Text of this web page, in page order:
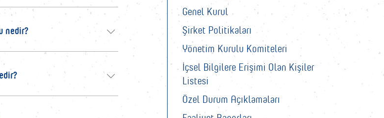
nedir?
Genel Kurul
Şirket Politikaları
Yönetim Kurulu Komiteleri
İçsel Bilgilere Erişimi Olan Kişiler
Listesi
Özel Durum Açıklamaları